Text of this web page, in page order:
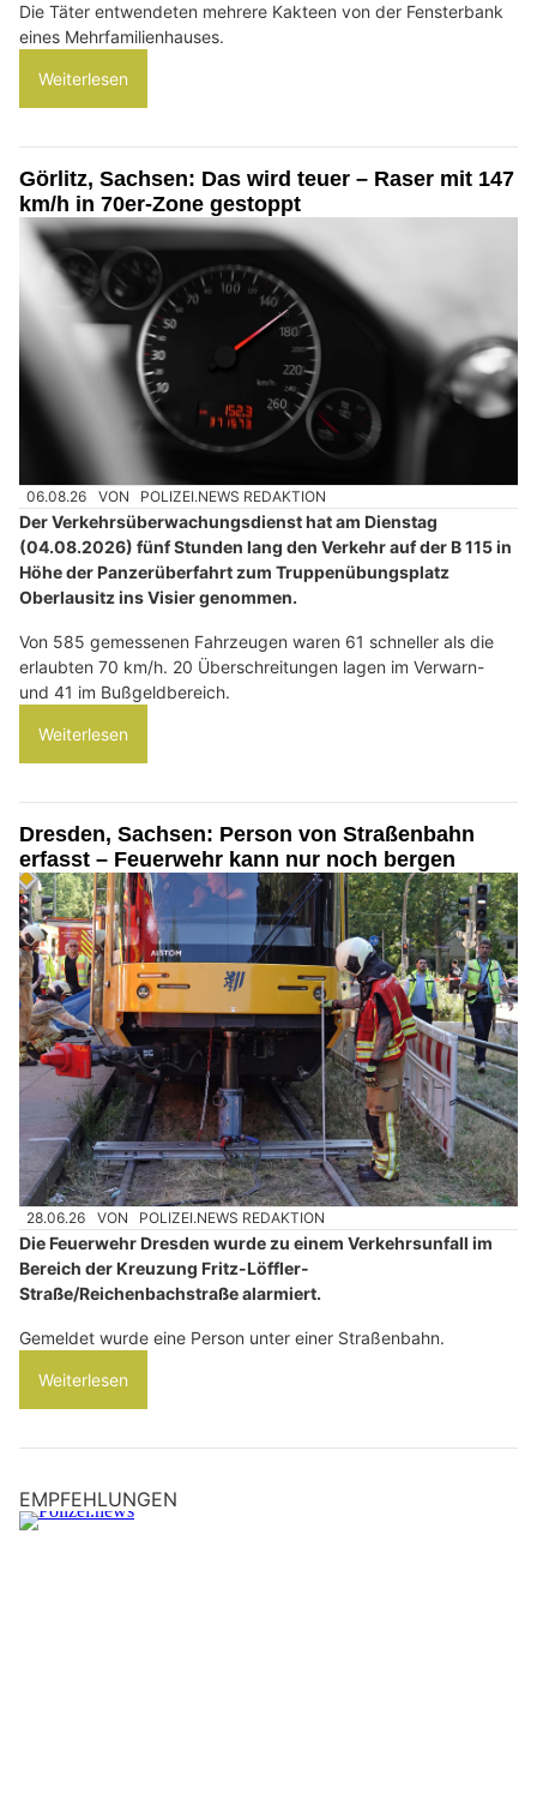
Die Täter entwendeten mehrere Kakteen von der Fensterbank
eines Mehrfamilienhauses.
Weiterlesen
Görlitz, Sachsen: Das wird teuer – Raser mit 147
km/h in 70er-Zone gestoppt
06.08.26 VON POLIZEI.NEWS REDAKTION
Der Verkehrsüberwachungsdienst hat am Dienstag
(04.08.2026) fünf Stunden lang den Verkehr auf der B 115 in
Höhe der Panzerüberfahrt zum Truppenübungsplatz
Oberlausitz ins Visier genommen.
Von 585 gemessenen Fahrzeugen waren 61 schneller als die
erlaubten 70 km/h. 20 Überschreitungen lagen im Verwarn-
und 41 im Bußgeldbereich.
Weiterlesen
Dresden, Sachsen: Person von Straßenbahn
erfasst – Feuerwehr kann nur noch bergen
28.06.26 VON POLIZEI.NEWS REDAKTION
Die Feuerwehr Dresden wurde zu einem Verkehrsunfall im
Bereich der Kreuzung Fritz-Löffler-
Straße/Reichenbachstraße alarmiert.
Gemeldet wurde eine Person unter einer Straßenbahn.
Weiterlesen
EMPFEHLUNGEN